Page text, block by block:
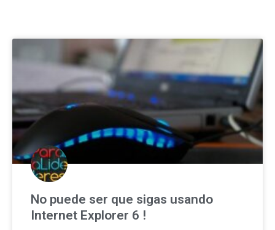
No puede ser que sigas usando
Internet Explorer 6 !